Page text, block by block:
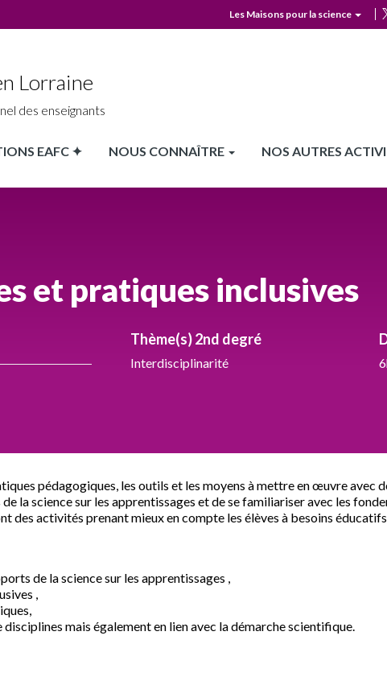
MPLS
Les Maisons pour la science
Lorraine
des enseignants
EAFC ✦ NOUS CONNAÎTRE NOS AUTRES
et pratiques inclusives
Thème(s) 2nd degré
Interdisciplinarité
pédagogiques, les outils et les moyens à mettre en œuvre avec
la science sur les apprentissages et de se familiariser avec les
des activités prenant mieux en compte les élèves à besoins
de la science sur les apprentissages ,
,
mais également en lien avec la démarche scientifique.